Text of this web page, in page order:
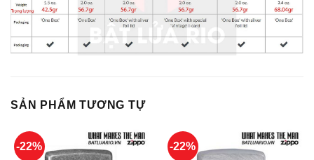
SẢN PHẨM TƯƠNG TỰ
-22% -22%